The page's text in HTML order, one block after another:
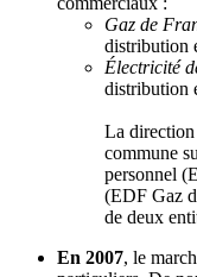
Gaz de
distribution
Électricité
distribution
La direction
commune
personnel
(EDF Gaz
de deux
En 2007, le